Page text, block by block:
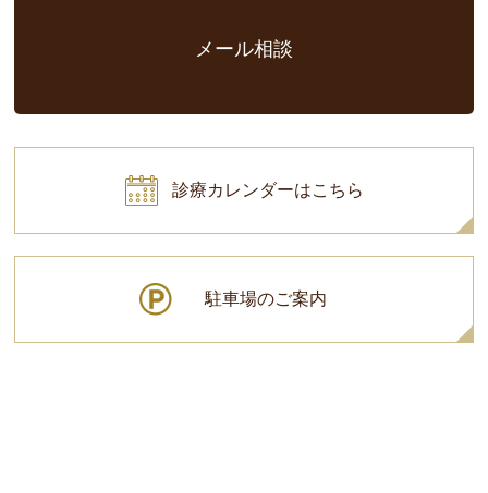
メール相談
診療カレンダーはこちら
駐車場のご案内